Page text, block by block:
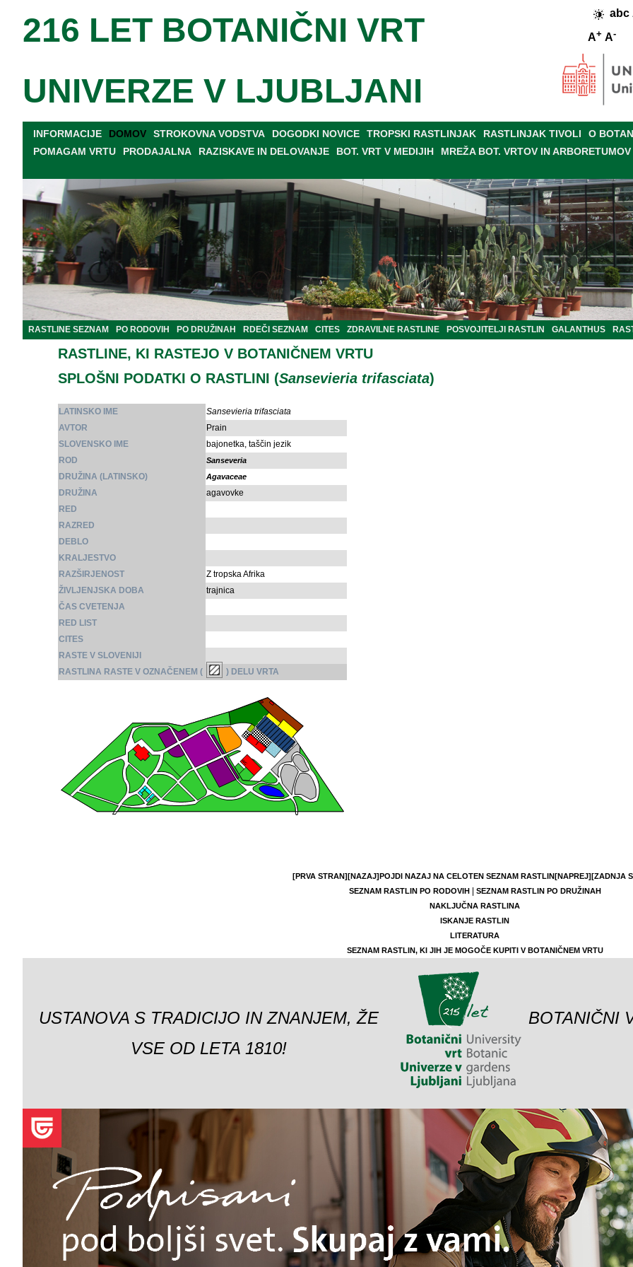
abc
A+ A-
216 LET BOTANIČNI VRT
UNIVERZE V LJUBLJANI
INFORMACIJE DOMOV STROKOVNA VODSTVA DOGODKI NOVICE TROPSKI RASTLINJAK RASTLINJAK TIVOLI O
POMAGAM VRTU
PRODAJALNA RAZISKAVE IN DELOVANJE BOT. VRT V MEDIJIH MREŽA BOT. VRTOV IN ARBORETUMOV
RASTLINE SEZNAM PO RODOVIH PO DRUŽINAH RDEČI SEZNAM CITES ZDRAVILNE RASTLINE POSVOJITELJI RASTLIN GALANTHUS
RASTLINE, KI RASTEJO V BOTANIČNEM VRTU
SPLOŠNI PODATKI O RASTLINI (Sansevieria trifasciata)
LATINSKO IME
Sansevieria trifasciata
AVTOR
Prain
SLOVENSKO IME
bajonetka, taščin jezik
ROD
Sanseveria
DRUŽINA (LATINSKO) Agavaceae
DRUŽINA
agavovke
RED
RAZRED
DEBLO
KRALJESTVO
RAZŠIRJENOST
Z tropska Afrika
ŽIVLJENJSKA DOBA
trajnica
ČAS CVETENJA
RED LIST
CITES
RASTE V SLOVENIJI
RASTLINA RASTE V OZNAČENEM (
) DELU VRTA
[PRVA STRAN][NAZAJ]POJDI NAZAJ NA CELOTEN SEZNAM RASTLIN[NAPREJ][ZADNJA
SEZNAM RASTLIN PO RODOVIH|
SEZNAM RASTLIN PO DRUŽINAH
NAKLJUČNA RASTLINA
ISKANJE RASTLIN
LITERATURA
SEZNAM RASTLIN, KI JIH JE MOGOČE KUPITI V BOTANIČNEM VRTU
USTANOVA S TRADICIJO IN ZNANJEM, ŽE
VSE OD LETA 1810!
BOTANIČNI